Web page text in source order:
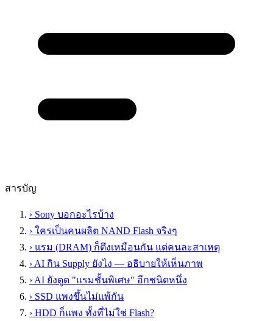
สารบัญ
› Sony บอกอะไรบ้าง
› ใครเป็นคนผลิต NAND Flash จริงๆ
› แรม (DRAM) ก็ตึงเหมือนกัน แต่คนละสาเหตุ
› AI กิน Supply ยังไง — อธิบายให้เห็นภาพ
› AI ยังดูด "แรมชั้นพิเศษ" อีกชนิดหนึ่ง
› SSD แพงขึ้นไม่แพ้กัน
› HDD ก็แพง ทั้งที่ไม่ใช่ Flash?